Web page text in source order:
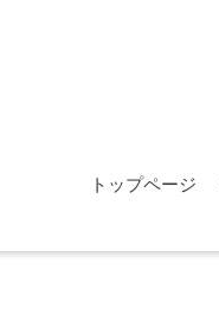
トップページ